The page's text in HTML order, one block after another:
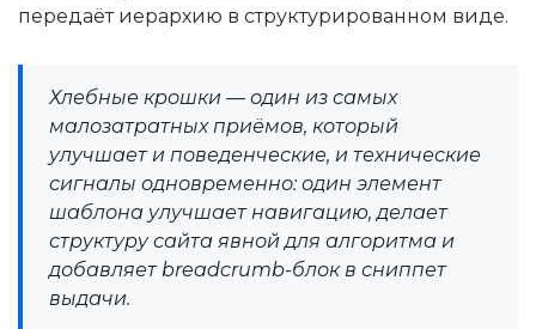
передаёт иерархию в структурированном виде.
Хлебные крошки — один из самых
малозатратных приёмов, который
улучшает и поведенческие, и технические
сигналы одновременно: один элемент
шаблона улучшает навигацию, делает
структуру сайта явной для алгоритма и
добавляет breadcrumb-блок в сниппет
выдачи.